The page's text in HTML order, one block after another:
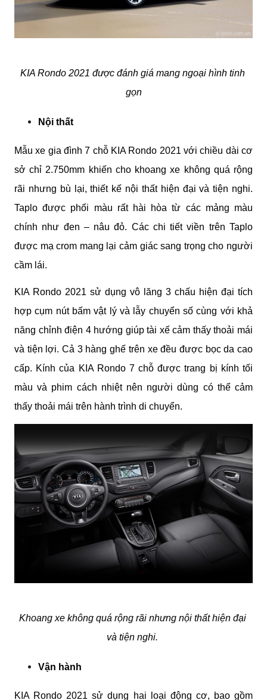
KIA Rondo 2021 được đánh giá mang ngoại hình tinh
gọn
Nội thất
Mẫu xe gia đình 7 chỗ KIA Rondo 2021 với chiều dài cơ
sở chỉ 2.750mm khiến cho khoang xe không quá rộng
rãi nhưng bù lại, thiết kế nội thất hiện đại và tiện nghi.
Taplo được phối màu rất hài hòa từ các mảng màu
chính như đen – nâu đỏ. Các chi tiết viền trên Taplo
được mạ crom mang lại cảm giác sang trọng cho người
cầm lái.
KIA Rondo 2021 sử dụng vô lăng 3 chấu hiện đại tích
hợp cụm nút bấm vật lý và lẫy chuyển số cùng với khả
năng chỉnh điện 4 hướng giúp tài xế cảm thấy thoải mái
và tiện lợi. Cả 3 hàng ghế trên xe đều được bọc da cao
cấp. Kính của KIA Rondo 7 chỗ được trang bị kính tối
màu và phim cách nhiệt nên người dùng có thể cảm
thấy thoải mái trên hành trình di chuyển.
Khoang xe không quá rộng rãi nhưng nội thất hiện đại
và tiện nghi.
Vận hành
KIA Rondo 2021 sử dụng hai loại động cơ, bao gồm